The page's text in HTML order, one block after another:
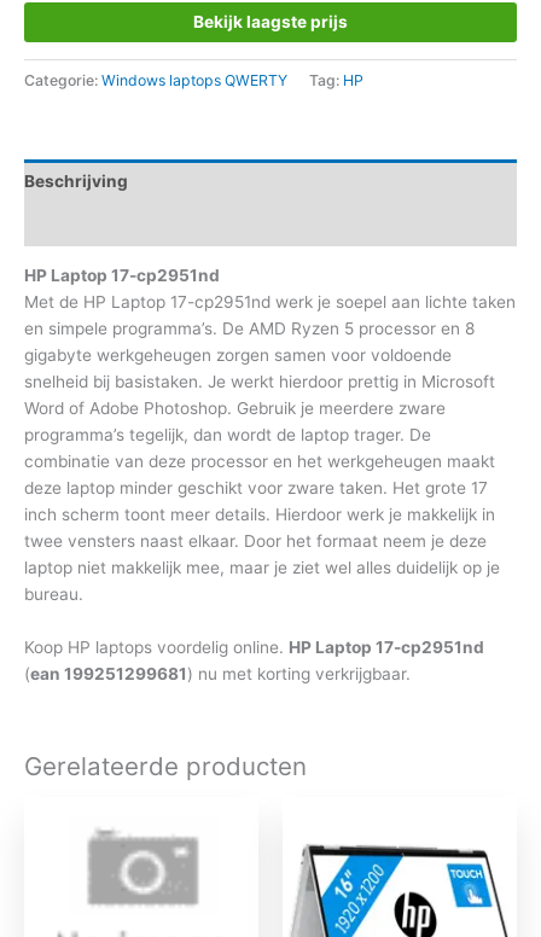
Bekijk laagste prijs
Categorie: Windows laptops QWERTY Tag: HP
Beschrijving
HP Laptop 17-cp2951nd
Met de HP Laptop 17-cp2951nd werk je soepel aan lichte taken
en simpele programma’s. De AMD Ryzen 5 processor en 8
gigabyte werkgeheugen zorgen samen voor voldoende
snelheid bij basistaken. Je werkt hierdoor prettig in Microsoft
Word of Adobe Photoshop. Gebruik je meerdere zware
programma’s tegelijk, dan wordt de laptop trager. De
combinatie van deze processor en het werkgeheugen maakt
deze laptop minder geschikt voor zware taken. Het grote 17
inch scherm toont meer details. Hierdoor werk je makkelijk in
twee vensters naast elkaar. Door het formaat neem je deze
laptop niet makkelijk mee, maar je ziet wel alles duidelijk op je
bureau.
Koop HP laptops voordelig online. HP Laptop 17-cp2951nd
(ean 199251299681) nu met korting verkrijgbaar.
Gerelateerde producten